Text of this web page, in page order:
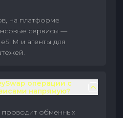
на платформе
сервисы —
и агенты для
операции с
напрямую?
проводит обменных